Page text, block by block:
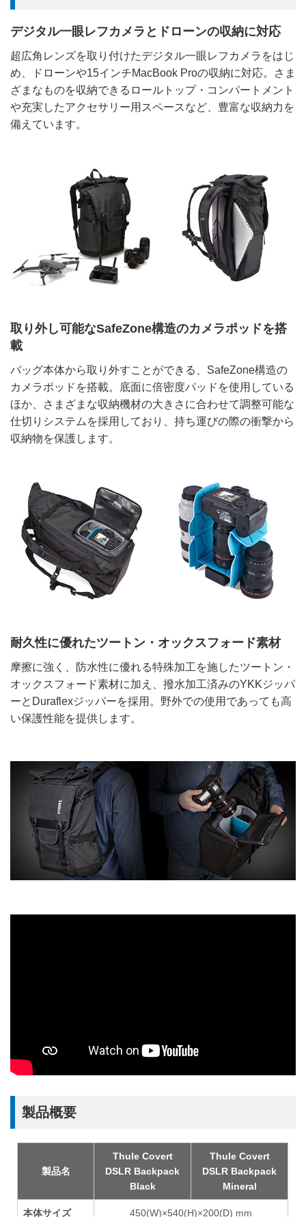
デジタル一眼レフカメラとドローンの収納に対応
超広角レンズを取り付けたデジタル一眼レフカメラをはじ
め、ドローンや15インチMacBook Proの収納に対応。さま
ざまなものを収納できるロールトップ・コンパートメント
や充実したアクセサリー用スペースなど、豊富な収納力を
備えています。
取り外し可能なSafeZone構造のカメラポッドを搭
載
バッグ本体から取り外すことができる、SafeZone構造の
カメラポッドを搭載。底面に倍密度パッドを使用している
ほか、さまざまな収納機材の大きさに合わせて調整可能な
仕切りシステムを採用しており、持ち運びの際の衝撃から
収納物を保護します。
耐久性に優れたツートン・オックスフォード素材
摩擦に強く、防水性に優れる特殊加工を施したツートン・
オックスフォード素材に加え、撥水加工済みのYKKジッパ
ーとDuraflexジッパーを採用。野外での使用であっても高
い保護性能を提供します。
製品概要
製品名
Thule Covert
DSLR Backpack
Black
Thule Covert
DSLR Backpack
Mineral
本体サイズ 450(W)×540(H)×200(D) mm